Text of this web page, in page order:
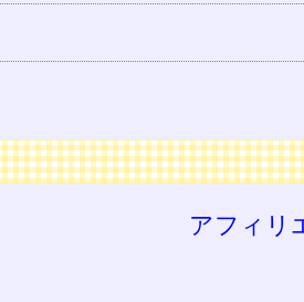
アフィリ